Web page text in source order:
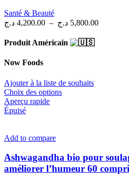
Santé & Beauté
4,200.00 د.ج – 5,800.00 د.ج
Plage
Produit Américain
Now Foods
Ajouter à la liste de souhaits
Choix des optionsCe
peuvent
choisies
Aperçu rapide
Épuisé
Add to compare
Ashwagandha bio pour
améliorer l’humeur 60